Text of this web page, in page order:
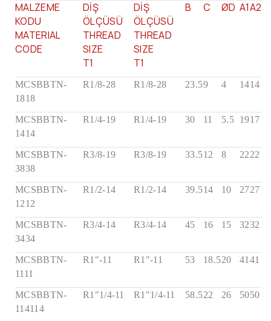
Kelepçeler
MALZEME
KODU
MATERIAL
CODE
DİŞ
ÖLÇÜSÜ
THREAD
SIZE
T1
DİŞ
ÖLÇÜSÜ
THREAD
SIZE
T1
B C ØD A1A2
MCSBBTN-
1818
R1/8-28 R1/8-28 23.59 4 1414
MCSBBTN-
1414
R1/4-19 R1/4-19 30 11 5.5 1917
MCSBBTN-
3838
R3/8-19 R3/8-19 33.512 8 2222
MCSBBTN-
1212
R1/2-14 R1/2-14 39.514 10 2727
MCSBBTN-
3434
R3/4-14 R3/4-14 45 16 15 3232
MCSBBTN-
1111
R1"-11 R1"-11 53 18.520 41 41
MCSBBTN-
114114
R1"1/4-11 R1"1/4-11 58.522 26 5050